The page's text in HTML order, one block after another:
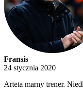
Fransis
24 stycznia 2020
Arteta marny trener.